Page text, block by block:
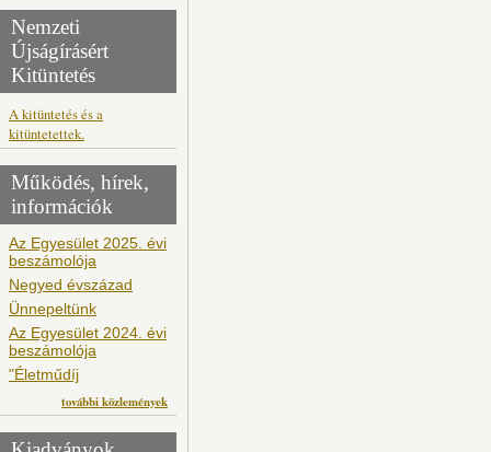
Nemzeti
Újságírásért
Kitüntetés
A kitüntetés és a
kitüntetettek.
Működés, hírek,
információk
Az Egyesület 2025. évi
beszámolója
Negyed évszázad
Ünnepeltünk
Az Egyesület 2024. évi
beszámolója
"Életműdíj
további közlemények